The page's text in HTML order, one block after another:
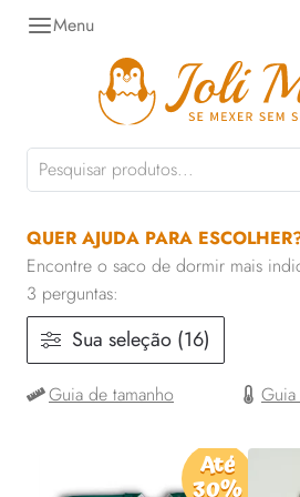
Pular Menu
Até
30%
QUER AJUDA PARA
Encontre o saco de dormir mais
3 perguntas:
Sua seleção (16)
Guia de tamanho